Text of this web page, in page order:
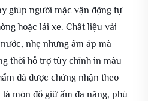
giúp người mặc vận động tự
hoặc lái xe. Chất liệu vải
nhẹ nhưng ấm áp mà
thời hỗ trợ tùy chỉnh in màu
đã được chứng nhận theo
món đồ giữ ấm đa năng, phù